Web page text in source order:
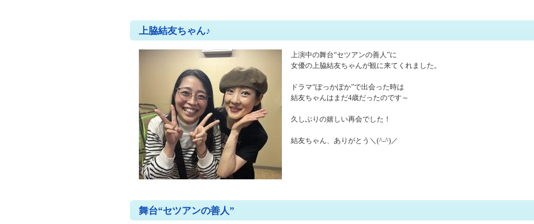
上脇結友ちゃん♪
上演中の舞台“セツアンの善人”に
女優の上脇結友ちゃんが観に来てくれました。
ドラマ“ぽっかぽか”で出会った時は
結友ちゃんはまだ4歳だったのです～
久しぶりの嬉しい再会でした！
結友ちゃん、ありがとう＼(^-^)／
舞台“セツアンの善人”